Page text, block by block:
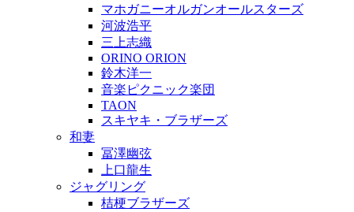
マホガニーオルガンオールスターズ
河波浩平
三上志織
ORINO ORION
鈴木洋一
音楽ピクニック楽団
TAON
スキヤキ・ブラザーズ
和妻
冨澤幽弦
上口龍生
ジャグリング
桔梗ブラザーズ